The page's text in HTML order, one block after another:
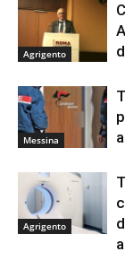
Agrigento
Messina
Agrigento